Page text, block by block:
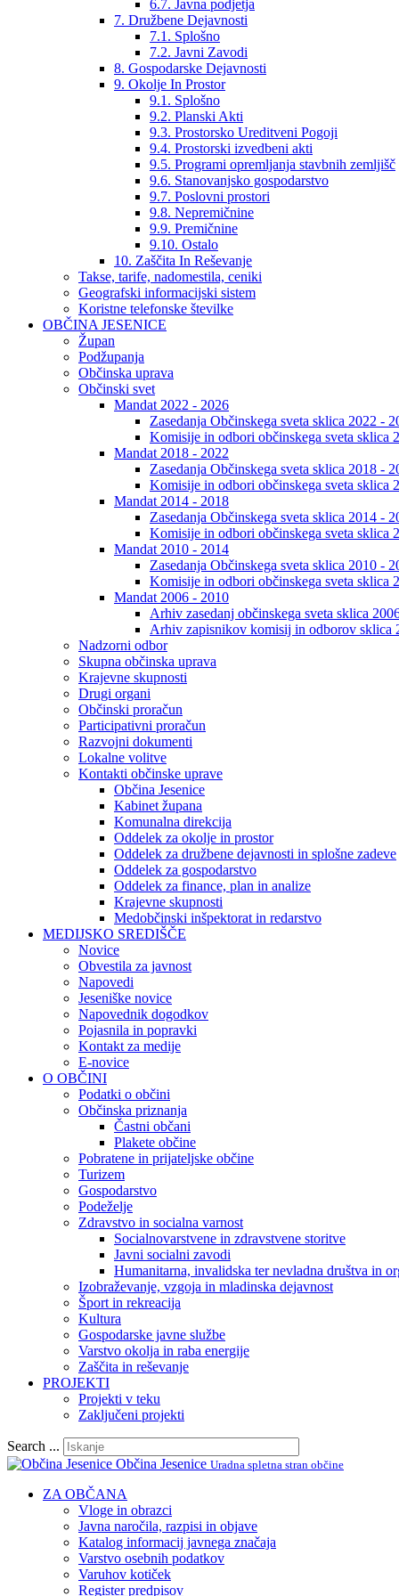
6.7. Javna podjetja
7. Družbene Dejavnosti
7.1. Splošno
7.2. Javni Zavodi
8. Gospodarske Dejavnosti
9. Okolje In Prostor
9.1. Splošno
9.2. Planski Akti
9.3. Prostorsko Ureditveni Pogoji
9.4. Prostorski izvedbeni akti
9.5. Programi opremljanja stavbnih zemljišč
9.6. Stanovanjsko gospodarstvo
9.7. Poslovni prostori
9.8. Nepremičnine
9.9. Premičnine
9.10. Ostalo
10. Zaščita In Reševanje
Takse, tarife, nadomestila, ceniki
Geografski informacijski sistem
Koristne telefonske številke
OBČINA JESENICE
Župan
Podžupanja
Občinska uprava
Občinski svet
Mandat 2022 - 2026
Zasedanja Občinskega sveta sklica 2022 -
Komisije in odbori občinskega sveta sklica
Mandat 2018 - 2022
Zasedanja Občinskega sveta sklica 2018 -
Komisije in odbori občinskega sveta sklica
Mandat 2014 - 2018
Zasedanja Občinskega sveta sklica 2014 -
Komisije in odbori občinskega sveta sklica
Mandat 2010 - 2014
Zasedanja Občinskega sveta sklica 2010 -
Komisije in odbori občinskega sveta sklica
Mandat 2006 - 2010
Arhiv zasedanj občinskega sveta sklica
Arhiv zapisnikov komisij in odborov sklica
Nadzorni odbor
Skupna občinska uprava
Krajevne skupnosti
Drugi organi
Občinski proračun
Participativni proračun
Razvojni dokumenti
Lokalne volitve
Kontakti občinske uprave
Občina Jesenice
Kabinet župana
Komunalna direkcija
Oddelek za okolje in prostor
Oddelek za družbene dejavnosti in splošne zadeve
Oddelek za gospodarstvo
Oddelek za finance, plan in analize
Krajevne skupnosti
Medobčinski inšpektorat in redarstvo
MEDIJSKO SREDIŠČE
Novice
Obvestila za javnost
Napovedi
Jeseniške novice
Napovednik dogodkov
Pojasnila in popravki
Kontakt za medije
E-novice
O OBČINI
Podatki o občini
Občinska priznanja
Častni občani
Plakete občine
Pobratene in prijateljske občine
Turizem
Gospodarstvo
Podeželje
Zdravstvo in socialna varnost
Socialnovarstvene in zdravstvene storitve
Javni socialni zavodi
Humanitarna, invalidska ter nevladna društva in
Izobraževanje, vzgoja in mladinska dejavnost
Šport in rekreacija
Kultura
Gospodarske javne službe
Varstvo okolja in raba energije
Zaščita in reševanje
PROJEKTI
Projekti v teku
Zaključeni projekti
Search ...
Občina Jesenice Uradna spletna stran občine
ZA OBČANA
Vloge in obrazci
Javna naročila, razpisi in objave
Katalog informacij javnega značaja
Varstvo osebnih podatkov
Varuhov kotiček
Register predpisov